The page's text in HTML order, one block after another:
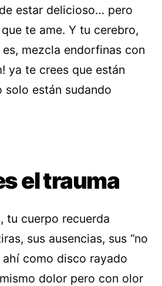
estar delicioso… pero
te ame. Y tu cerebro,
mezcla endorfinas con
ya te crees que están
solo están sudando
el trauma
tu cuerpo recuerda
sus ausencias, sus “no
ahí como disco rayado
dolor pero con olor